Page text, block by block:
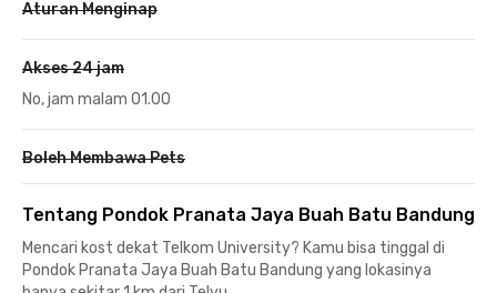
Aturan Menginap
Akses 24 jam
No, jam malam 01.00
Boleh Membawa Pets
Tentang Pondok Pranata Jaya Buah Batu Bandung
Mencari kost dekat Telkom University? Kamu bisa tinggal di
Pondok Pranata Jaya Buah Batu Bandung yang lokasinya